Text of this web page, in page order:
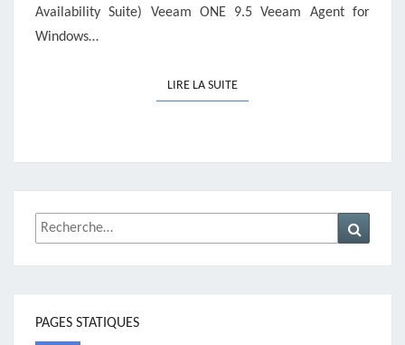
Availability Suite) Veeam ONE 9.5 Veeam Agent for
Windows…
LIRE LA SUITELIRE LA SUITE
Rechercher :
PAGES STATIQUES